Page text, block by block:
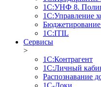
1С:УНФ 8.
1С:Управление
1С:ITIL
Сервисы
>
1C:Контрагент
1С:Личный
Распознавание
1С-Доки